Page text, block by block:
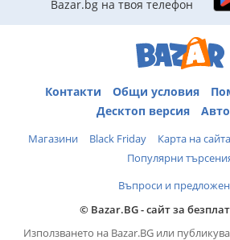
Bazar.bg на твоя телефон
Контакти Общи условия
Десктоп версия
Магазини Black Friday Карта на сайта
Популярни
Въпроси и
© Bazar.BG - сайт за
Използването на Bazar.BG или